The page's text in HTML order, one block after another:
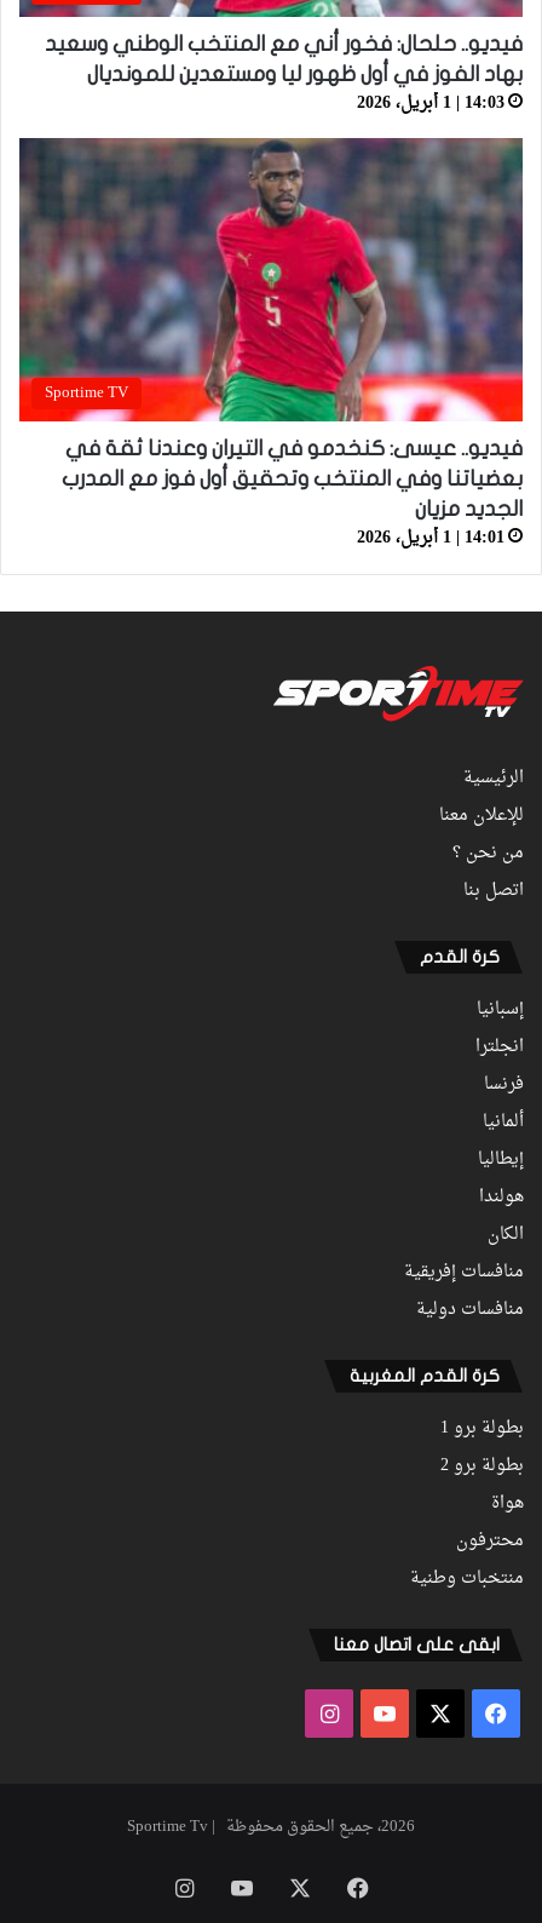
فيديو.. حلحال: فخور أني مع المنتخب الوطني وسعيد
بهاد الفوز في أول ظهور ليا ومستعدين للمونديال
14:03 | 1 أبريل، 2026
Sportime TV
فيديو.. عيسى: كنخدمو في التيران وعندنا ثقة في
بعضياتنا وفي المنتخب وتحقيق أول فوز مع المدرب
الجديد مزيان
14:01 | 1 أبريل، 2026
الرئيسية
للإعلان معنا
من نحن ؟
اتصل بنا
كرة القدم
إسبانيا
انجلترا
فرنسا
ألمانيا
إيطاليا
هولندا
الكان
منافسات إفريقية
منافسات دولية
كرة القدم المغربية
بطولة برو 1
بطولة برو 2
هواة
محترفون
منتخبات وطنية
ابقى على اتصال معنا
فيسبوك ‫YouTubeانستقرام
2026، جميع الحقوق محفوظة | Sportime Tv
فيسبوك ‫YouTubeانستقرام